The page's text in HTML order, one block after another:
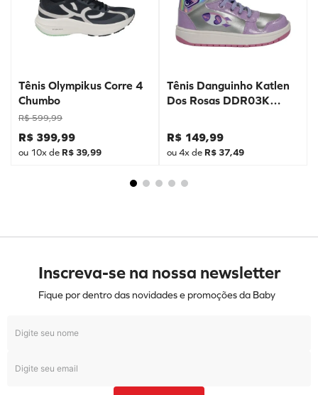
Tênis Olympikus Corre 4
Chumbo
R$ 599,99
R$ 399,99
ou 10x de R$ 39,99
Tênis Danguinho Katlen
Dos Rosas DDR03K
R$ 149,99
ou4x de R$ 37,49
Inscreva-se na nossa newsletter
Fique por dentro das novidades e promoções da Baby